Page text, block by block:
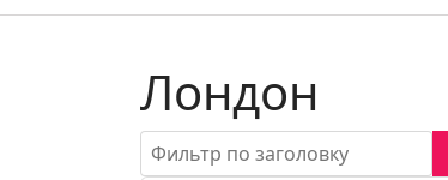
Лондон
Фильтр по заголовку